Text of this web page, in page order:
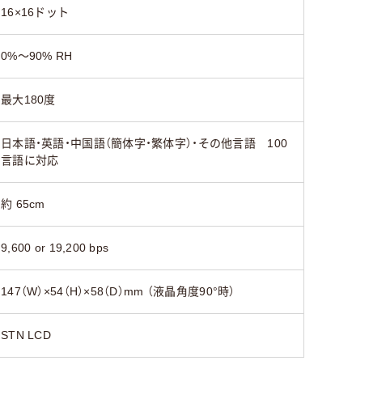
16×16ドット
0%～90% RH
最大180度
日本語・英語・中国語（簡体字・繁体字）・その他言語 100
言語に対応
約 65cm
9,600 or 19,200 bps
147（W）×54（H）×58（D）mm （液晶角度90°時）
STN LCD